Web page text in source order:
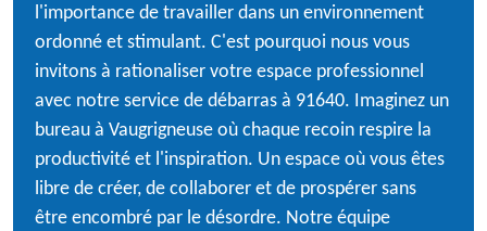
l'importance de travailler dans un environnement
ordonné et stimulant. C'est pourquoi nous vous
invitons à rationaliser votre espace professionnel
avec notre service de débarras à 91640. Imaginez un
bureau à Vaugrigneuse où chaque recoin respire la
productivité et l'inspiration. Un espace où vous êtes
libre de créer, de collaborer et de prospérer sans
être encombré par le désordre. Notre équipe